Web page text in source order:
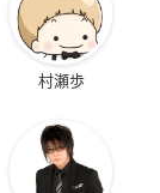
村瀬歩